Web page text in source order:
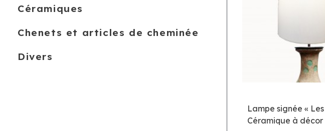
Céramiques
Chenets et articles de cheminée
Divers
Lampe signée «
Céramique à